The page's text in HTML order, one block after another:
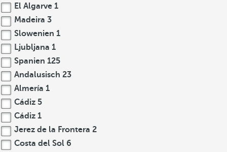
El Algarve 1
Madeira 3
Slowenien 1
Ljubljana 1
Spanien 125
Andalusisch 23
Almería 1
Cádiz 5
Cádiz 1
Jerez de la Frontera 2
Costa del Sol 6